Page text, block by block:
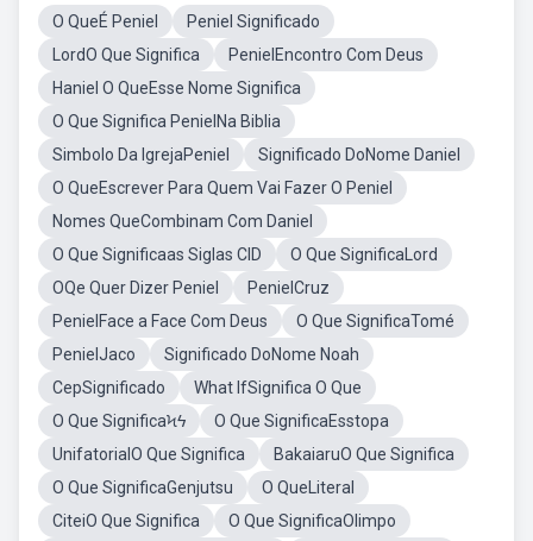
O QueÉ Peniel
Peniel Significado
LordO Que Significa
PenielEncontro Com Deus
Haniel O QueEsse Nome Significa
O Que Significa PenielNa Biblia
Simbolo Da IgrejaPeniel
Significado DoNome Daniel
O QueEscrever Para Quem Vai Fazer O Peniel
Nomes QueCombinam Com Daniel
O Que Significaas Siglas CID
O Que SignificaLord
OQe Quer Dizer Peniel
PenielCruz
PenielFace a Face Com Deus
O Que SignificaTomé
PenielJaco
Significado DoNome Noah
CepSignificado
What IfSignifica O Que
O Que SignificaϞϟ
O Que SignificaEsstopa
UnifatorialO Que Significa
BakaiaruO Que Significa
O Que SignificaGenjutsu
O QueLiteral
CiteiO Que Significa
O Que SignificaOlimpo